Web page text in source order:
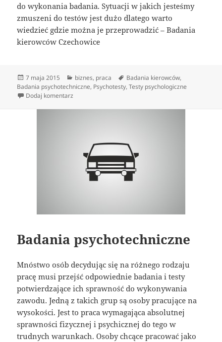
do wykonania badania. Sytuacji w jakich jesteśmy
zmuszeni do testów jest dużo dlatego warto
wiedzieć gdzie można je przeprowadzić – Badania
kierowców Czechowice
Data
publikacji
7 maja 2015 Kategorie
biznes, praca Tagi
Badania kierowców,
Badania psychotechniczne, Psychotesty,Testy psychologiczne
Dodaj komentarz
Badania psychotechniczne
Mnóstwo osób decydując się na różnego rodzaju
pracę musi przejść odpowiednie badania i testy
potwierdzające ich sprawność do wykonywania
zawodu. Jedną z takich grup są osoby pracujące na
wysokości. Jest to praca wymagająca absolutnej
sprawności fizycznej i psychicznej do tego w
trudnych warunkach. Osoby chcące pracować jako